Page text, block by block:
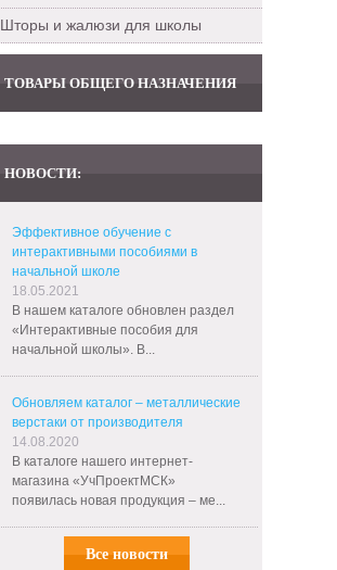
Шторы и жалюзи для школы
ТОВАРЫ ОБЩЕГО НАЗНАЧЕНИЯ
НОВОСТИ:
Эффективное обучение с
интерактивными пособиями в
начальной школе
18.05.2021
В нашем каталоге обновлен раздел
«Интерактивные пособия для
начальной школы». В...
Обновляем каталог – металлические
верстаки от производителя
14.08.2020
В каталоге нашего интернет-
магазина «УчПроектМСК»
появилась новая продукция – ме...
Все новости